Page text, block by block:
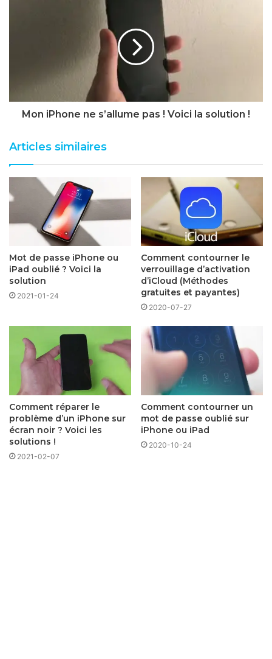
Mon iPhone ne s’allume pas ! Voici la solution !
Articles similaires
Mot de passe iPhone ou
iPad oublié ? Voici la
solution
2021-01-24
Comment contourner le
verrouillage d’activation
d’iCloud (Méthodes
gratuites et payantes)
2020-07-27
Comment réparer le
problème d’un iPhone sur
écran noir ? Voici les
solutions !
2021-02-07
Comment contourner un
mot de passe oublié sur
iPhone ou iPad
2020-10-24